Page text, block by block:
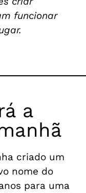
funcionar
a
criado um
nome do
para uma